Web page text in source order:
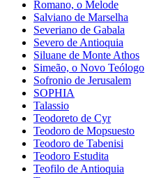
Romano, o Melode
Salviano de Marselha
Severiano de Gabala
Severo de Antioquia
Siluane de Monte Athos
Simeão, o Novo Teólogo
Sofronio de Jerusalem
SOPHIA
Talassio
Teodoreto de Cyr
Teodoro de Mopsuesto
Teodoro de Tabenisi
Teodoro Estudita
Teofilo de Antioquia